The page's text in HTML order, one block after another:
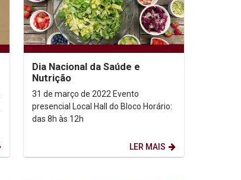
Dia Nacional da Saúde e
Nutrição
31 de março de 2022 Evento
presencial Local Hall do Bloco Horário:
LER MAIS